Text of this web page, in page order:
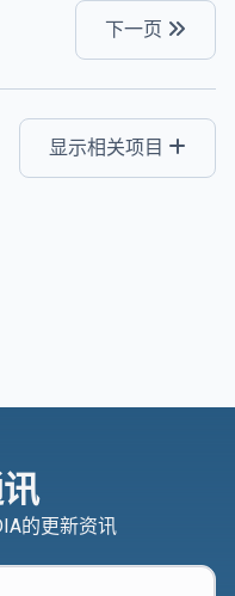
下一页
显示相关项目
的更新资讯